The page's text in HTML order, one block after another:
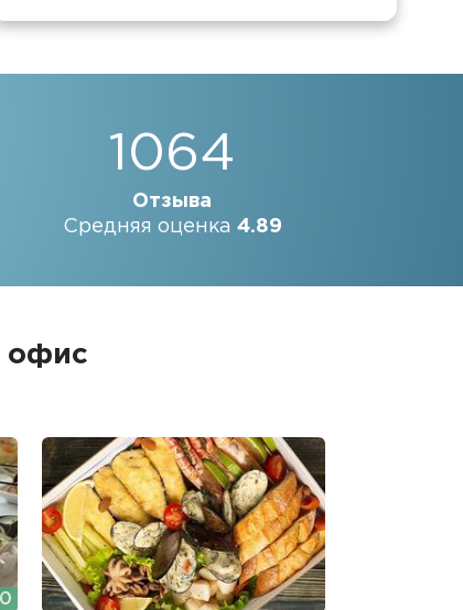
1064
Отзыва
Средняя оценка 4.89
офис